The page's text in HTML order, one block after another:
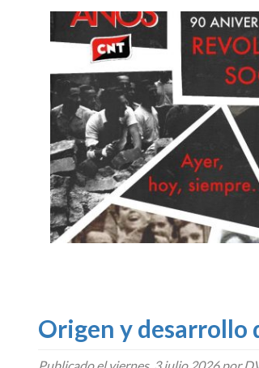
Origen y desarrollo